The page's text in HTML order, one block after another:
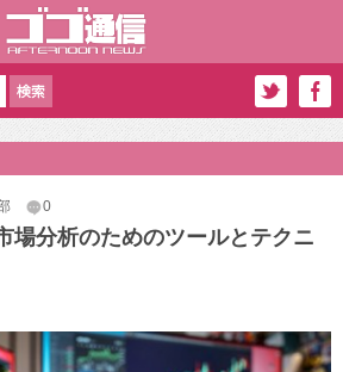
0
場分析のためのツールとテクニ